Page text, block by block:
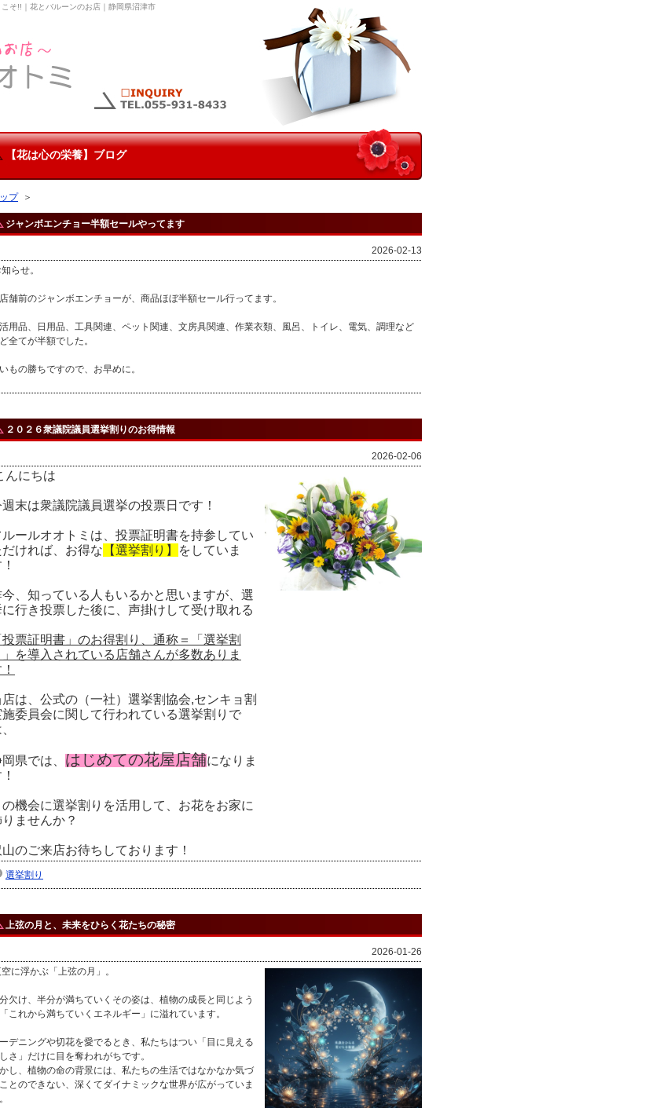
そ!!｜花とバルーンのお店｜静岡県沼津市
【花は心の栄養】ブログ
プ ＞
ジャンボエンチョー半額セールやってます
2026-02-13
らせ。
舗前のジャンボエンチョーが、商品ほぼ半額セール行ってます。
用品、日用品、工具関連、ペット関連、文房具関連、作業衣類、風呂、トイレ、電気、調理など
全てが半額でした。
もの勝ちですので、お早めに。
２０２６衆議院議員選挙割りのお得情報
2026-02-06
んにちは
末は衆議院議員選挙の投票日です！
ルールオオトミは、投票証明書を持参してい
だければ、お得な 【選挙割り】
をしていま
今、知っている人もいるかと思いますが、選
に行き投票した後に、声掛けして受け取れる
投票証明書」のお得割り、通称＝「選挙割
」を導入されている店舗さんが多数ありま
店は、公式の（一社）選挙割協会,センキョ割
施委員会に関して行われている選挙割りで
県では、 はじめての花屋店舗になりま
の機会に選挙割りを活用して、お花をお家に
ませんか？
のご来店お待ちしております！
選挙割り
上弦の月と、未来をひらく花たちの秘密
2026-01-26
に浮かぶ「上弦の月」。
欠け、半分が満ちていくその姿は、植物の成長と同じよう
これから満ちていくエネルギー」に溢れています。
デニングや切花を愛でるとき、私たちはつい「目に見える
さ」だけに目を奪われがちです。
し、植物の命の背景には、私たちの生活ではなかなか気づ
とのできない、深くてダイナミックな世界が広がっていま